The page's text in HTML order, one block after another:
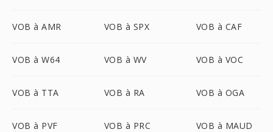
VOB à AMR VOB à SPX VOB à CAF
VOB à W64 VOB à WV VOB à VOC
VOB à TTA VOB à RA VOB à OGA
VOB à PVF VOB à PRC VOB à MAUD